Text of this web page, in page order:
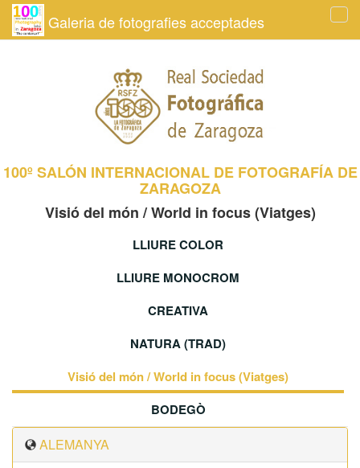
Galeria de fotografies acceptades
100º SALÓN INTERNACIONAL DE FOTOGRAFÍA DE
ZARAGOZA
Visió del món / World in focus (Viatges)
LLIURE COLOR
LLIURE MONOCROM
CREATIVA
NATURA (TRAD)
Visió del món / World in focus (Viatges)
BODEGÒ
ALEMANYA